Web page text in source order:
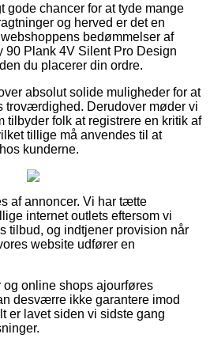
gode chancer for at tyde mange
og herved er det en
bedømmelser af
90 Plank 4V Silent Pro Design
du placerer din ordre.
absolut solide muligheder for at
troværdighed. Derudover møder vi
tilbyder folk at registrere en kritik af
tillige må anvendes til at
kunderne.
af annoncer. Vi har tætte
internet outlets eftersom vi
tilbud, og indtjener provision når
website udfører en
online shops ajourføres
desværre ikke garantere imod
er lavet siden vi sidste gang